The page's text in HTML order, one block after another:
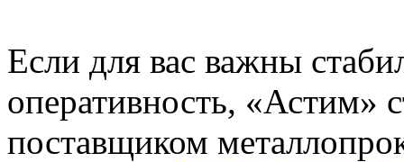
Если для вас важны
оперативность, «Астим»
поставщиком